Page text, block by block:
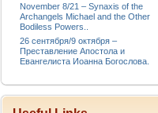
November 8/21 – Synaxis of the
Archangels Michael and the Other
Bodiless Powers..
26 сентября/9 октября –
Преставление Апостола и
Евангелиста Иоанна Богослова.